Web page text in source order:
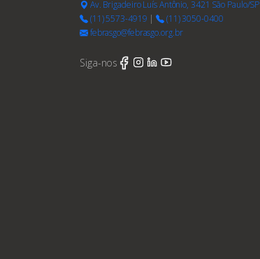
Av. Brigadeiro Luís Antônio, 3421 São Paulo/SP
(11) 5573-4919 |
(11) 3050-0400
febrasgo@febrasgo.org.br
Siga-nos